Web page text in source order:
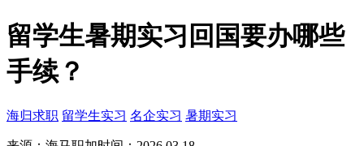
留学生暑期实习回国要办哪些
手续？
海归求职 留学生实习 名企实习 暑期实习